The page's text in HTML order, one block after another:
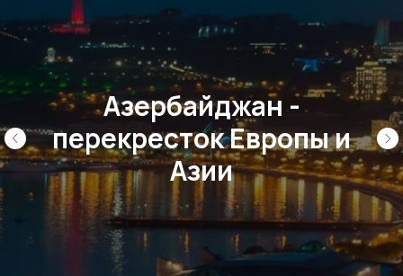
Азербайджан -
перекресток Европы и
Азии